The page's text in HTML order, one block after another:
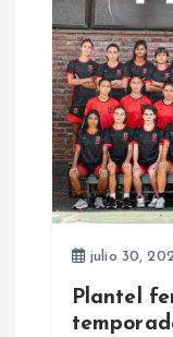
a
s
julio 30,
Plantel